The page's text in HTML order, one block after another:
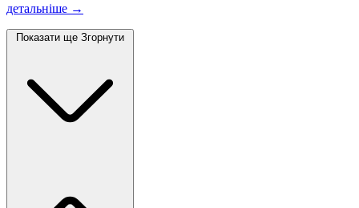
детальніше →
Показати ще Згорнути